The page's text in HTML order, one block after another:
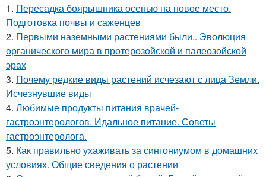
1. Пересадка боярышника осенью на новое место.
Подготовка почвы и саженцев
2. Первыми наземными растениями были.. Эволюция
органического мира в протерозойской и палеозойской
эрах
3. Почему редкие виды растений исчезают с лица Земли.
Исчезнувшие виды
4. Любимые продукты питания врачей-
гастроэнтерологов. Идальное питание. Советы
гастроэнтеролога.
5. Как правильно ухаживать за сингониумом в домашних
условиях. Общие сведения о растении